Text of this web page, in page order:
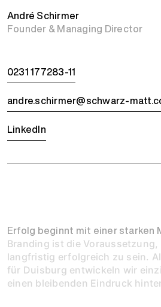
André Schirmer
Founder & Managing Director
0231 177283-11
andre.schirmer@schwarz-
LinkedIn
Erfolg beginnt mit einer starken
Branding ist die Voraussetzung,
langfristig erfolgreich zu sein.
für Duisburg entwickeln wir
einen bleibenden Eindruck